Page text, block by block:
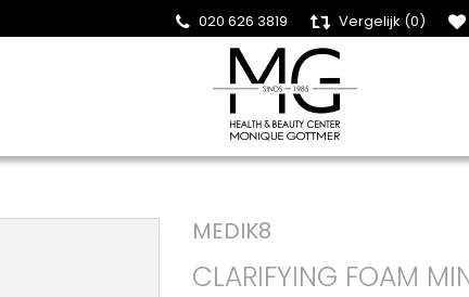
020 626 3819 Vergelijk (0)
MEDIK8
CLARIFYING FOAM